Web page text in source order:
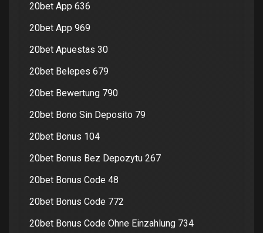
20bet App 636
20bet App 969
20bet Apuestas 30
20bet Belepes 679
20bet Bewertung 790
20bet Bono Sin Deposito 79
20bet Bonus 104
20bet Bonus Bez Depozytu 267
20bet Bonus Code 48
20bet Bonus Code 772
20bet Bonus Code Ohne Einzahlung 734